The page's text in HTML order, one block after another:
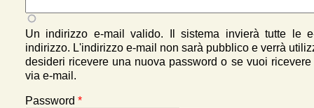
Un indirizzo e-mail valido. Il sistema invierà tutte le
indirizzo. L'indirizzo e-mail non sarà pubblico e verrà
desideri ricevere una nuova password o se vuoi
via e-mail.
Password *